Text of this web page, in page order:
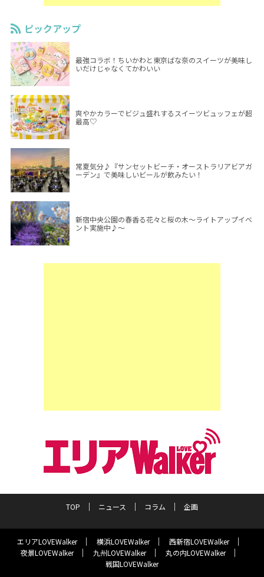
ピックアップ
最強コラボ！ちいかわと東京ばな奈のスイーツが美味し
いだけじゃなくてかわいい
爽やかカラーでビジュ盛れするスイーツビュッフェが超
最高♡
常夏気分♪『サンセットビーチ・オーストラリアビアガ
ーデン』で美味しいビールが飲みたい！
新宿中央公園の春香る花々と桜の木～ライトアップイベ
ント実施中♪～
TOP ニュース コラム 企画
エリアLOVEWalker 横浜LOVEWalker
西新宿LOVEWalker
夜景LOVEWalker
九州LOVEWalker
丸の内LOVEWalker
戦国LOVEWalker